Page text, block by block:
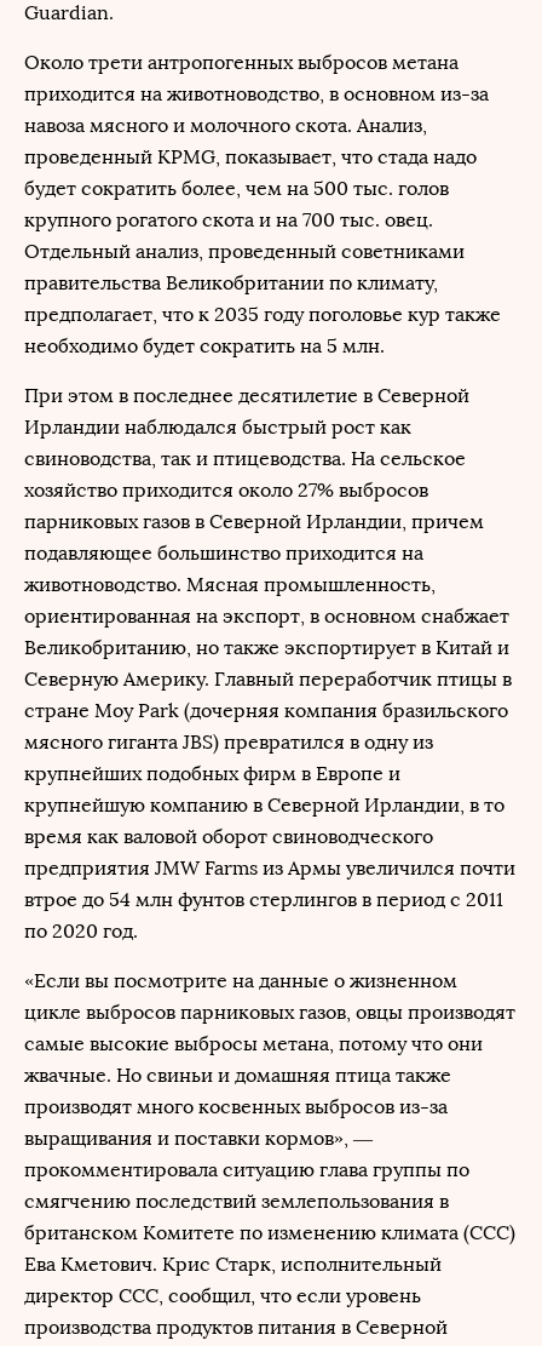
Guardian.
Около трети антропогенных выбросов метана
приходится на животноводство, в основном из-за
навоза мясного и молочного скота. Анализ,
проведенный KPMG, показывает, что стада надо
будет сократить более, чем на 500 тыс. голов
крупного рогатого скота и на 700 тыс. овец.
Отдельный анализ, проведенный советниками
правительства Великобритании по климату,
предполагает, что к 2035 году поголовье кур также
необходимо будет сократить на 5 млн.
При этом в последнее десятилетие в Северной
Ирландии наблюдался быстрый рост как
свиноводства, так и птицеводства. На сельское
хозяйство приходится около 27% выбросов
парниковых газов в Северной Ирландии, причем
подавляющее большинство приходится на
животноводство. Мясная промышленность,
ориентированная на экспорт, в основном снабжает
Великобританию, но также экспортирует в Китай и
Северную Америку. Главный переработчик птицы в
стране Moy Park (дочерняя компания бразильского
мясного гиганта JBS) превратился в одну из
крупнейших подобных фирм в Европе и
крупнейшую компанию в Северной Ирландии, в то
время как валовой оборот свиноводческого
предприятия JMW Farms из Армы увеличился почти
втрое до 54 млн фунтов стерлингов в период с 2011
по 2020 год.
«Если вы посмотрите на данные о жизненном
цикле выбросов парниковых газов, овцы производят
самые высокие выбросы метана, потому что они
жвачные. Но свиньи и домашняя птица также
производят много косвенных выбросов из-за
выращивания и поставки кормов», —
прокомментировала ситуацию глава группы по
смягчению последствий землепользования в
британском Комитете по изменению климата (CCC)
Ева Кметович. Крис Старк, исполнительный
директор CCC, сообщил, что если уровень
производства продуктов питания в Северной